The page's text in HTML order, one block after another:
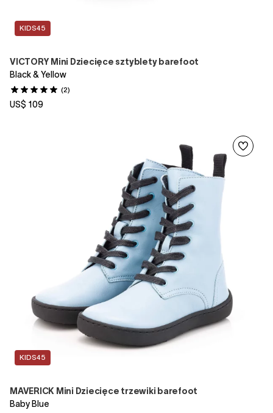
KIDS45
VICTORY Mini Dziecięce sztyblety barefoot
Black & Yellow
(2)
US$ 109
KIDS45
MAVERICK Mini Dziecięce trzewiki barefoot
Baby Blue